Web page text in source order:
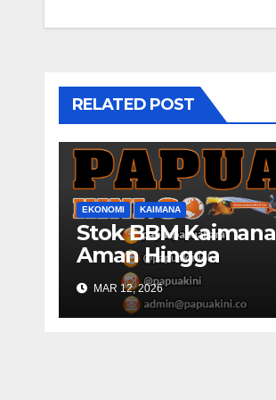
RELATED POST
EKONOMI KAIMANA
Stok BBM Kaimana
Aman Hingga
Lebaran
MAR 12, 2026